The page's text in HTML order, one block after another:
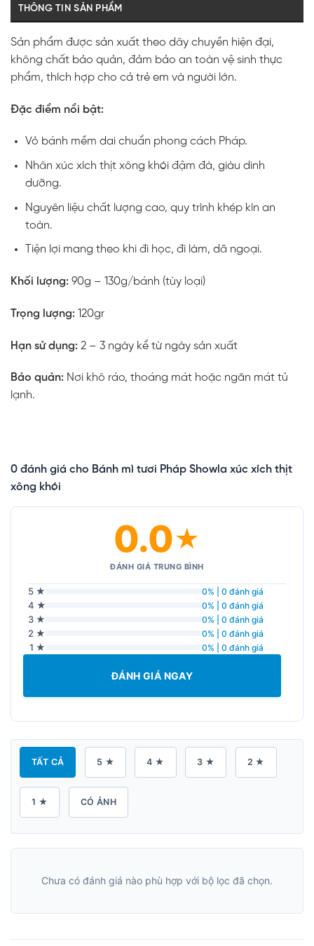
THÔNG TIN SẢN PHẨM
Sản phẩm được sản xuất theo dây chuyền hiện đại,
không chất bảo quản, đảm bảo an toàn vệ sinh thực
phẩm, thích hợp cho cả trẻ em và người lớn.
Đặc điểm nổi bật:
Vỏ bánh mềm dai chuẩn phong cách Pháp.
Nhân xúc xích thịt xông khói đậm đà, giàu dinh
dưỡng.
Nguyên liệu chất lượng cao, quy trình khép kín an
toàn.
Tiện lợi mang theo khi đi học, đi làm, dã ngoại.
Khối lượng: 90g – 130g/bánh (tùy loại)
Trọng lượng: 120gr
Hạn sử dụng: 2 – 3 ngày kể từ ngày sản xuất
Bảo quản: Nơi khô ráo, thoáng mát hoặc ngăn mát tủ
lạnh.
0 đánh giá cho Bánh mì tươi Pháp Showla xúc xích thịt
xông khói
0.0★
ĐÁNH GIÁ TRUNG BÌNH
5 ★ 0% | 0 đánh giá
4 ★ 0% | 0 đánh giá
3 ★ 0% | 0 đánh giá
2 ★ 0% | 0 đánh giá
1 ★ 0% | 0 đánh giá
ĐÁNH GIÁ NGAY
TẤT CẢ 5 ★ 4 ★ 3 ★ 2 ★
1 ★ CÓ ẢNH
Chưa có đánh giá nào phù hợp với bộ lọc đã chọn.